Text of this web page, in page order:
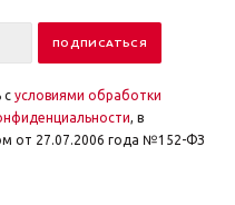
с условиями обработки
, в
от 27.07.2006 года №152-ФЗ